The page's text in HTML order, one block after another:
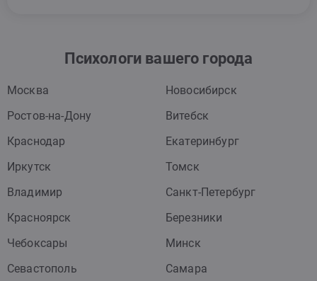
Психологи вашего города
Москва
Новосибирск
Ростов-на-Дону
Витебск
Краснодар
Екатеринбург
Иркутск
Томск
Владимир
Санкт-Петербург
Красноярск
Березники
Чебоксары
Минск
Севастополь
Самара